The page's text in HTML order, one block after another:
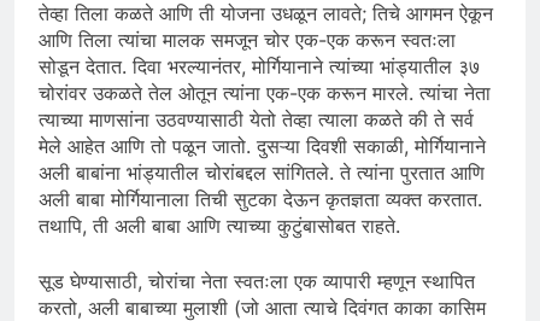
तेव्हा तिला कळते आणि ती योजना उधळून लावते; तिचे आगमन ऐकून
आणि तिला त्यांचा मालक समजून चोर एक-एक करून स्वतःला
सोडून देतात. दिवा भरल्यानंतर, मोर्गियानाने त्यांच्या भांड्यातील ३७
चोरांवर उकळते तेल ओतून त्यांना एक-एक करून मारले. त्यांचा नेता
त्याच्या माणसांना उठवण्यासाठी येतो तेव्हा त्याला कळते की ते सर्व
मेले आहेत आणि तो पळून जातो. दुसऱ्या दिवशी सकाळी, मोर्गियानाने
अली बाबांना भांड्यातील चोरांबद्दल सांगितले. ते त्यांना पुरतात आणि
अली बाबा मोर्गियानाला तिची सुटका देऊन कृतज्ञता व्यक्त करतात.
तथापि, ती अली बाबा आणि त्याच्या कुटुंबासोबत राहते.
सूड घेण्यासाठी, चोरांचा नेता स्वतःला एक व्यापारी म्हणून स्थापित
करतो, अली बाबाच्या मुलाशी (जो आता त्याचे दिवंगत काका कासिम